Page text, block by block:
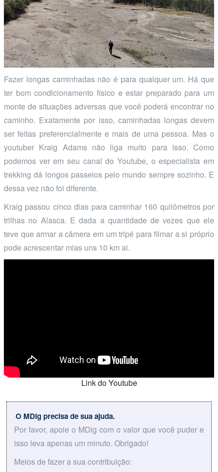
Fazer longas caminhadas não é para qualquer um. Há que
ter bom condicionamento físico e estar preparado para um
monte de situações adversas que você poderá encontrar no
caminho. Exatamente por isso, caminhadas longas devem
ser feitas preferencialmente e mais de uma pessoa. Mas o
youtuber Kraig Adams não liga muito para isso. Como
podemos ver em seu canal do Youtube, o especialista em
trekking dá longos passeios pelo mundo sempre sozinho. E
dessa vez não foi diferente.
Kraig passou cinco dias para caminhar 160 quilômetros por
trilhas no Alasca. E dada a quantidade de vezes que ele
teve que armar a câmera em um tripé para filmar a si próprio
pode acrescentar mias uns 10 km ai.
Link do Youtube
O MDig precisa de sua ajuda.
Por favor, apoie o MDig com o valor que você puder e
isso leva apenas um minuto. Obrigado!
Meios de fazer a sua contribuição: